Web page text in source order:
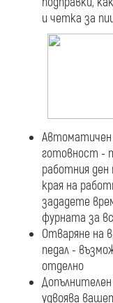
и четка за
Автоматичен
готовност -
работния
края на
зададете
фурната за
Отваряне на
педал -
отделно
удвоява